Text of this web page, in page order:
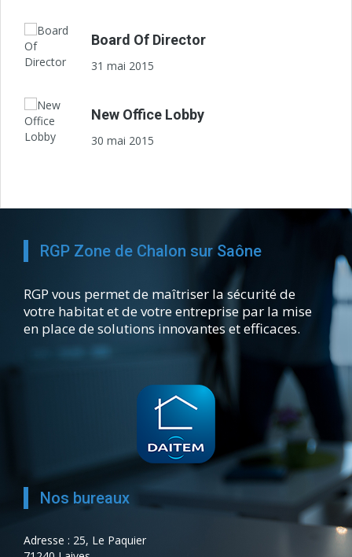
Board Of Director
31 mai 2015
New Office Lobby
30 mai 2015
RGP Zone de Chalon sur Saône
RGP vous permet de maîtriser la sécurité de
votre habitat et de votre entreprise par la mise
en place de solutions innovantes et efficaces.
Nos bureaux
Adresse : 25, Le Paquier